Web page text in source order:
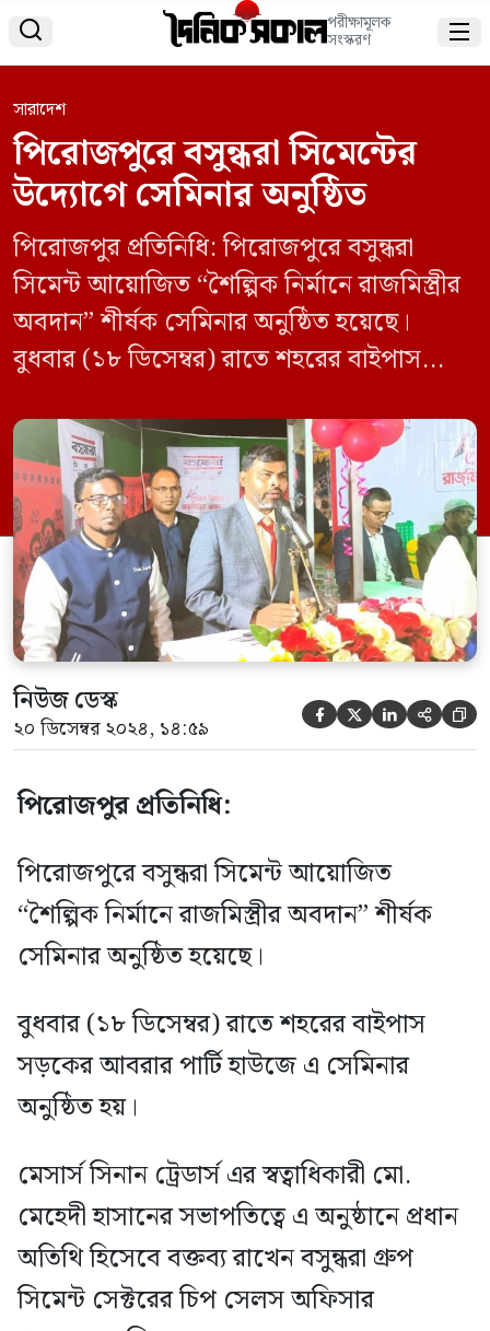
 পরীক্ষামূলক
সংস্করণ 
সারাদেশ
পিরোজপুরে বসুন্ধরা সিমেন্টের
উদ্যোগে সেমিনার অনুষ্ঠিত
পিরোজপুর প্রতিনিধি: পিরোজপুরে বসুন্ধরা
সিমেন্ট আয়োজিত “শৈল্পিক নির্মানে রাজমিস্ত্রীর
অবদান” শীর্ষক সেমিনার অনুষ্ঠিত হয়েছে।
বুধবার (১৮ ডিসেম্বর) রাতে শহরের বাইপাস
অনুষ্ঠিত হয়। মেসার্স সিনান ট্রেডার্স এর
স্বত্বাধিকারী মো. মেহেদী হাসানের সভাপতিত্বে এ
অনুষ্ঠানে প্রধান অতিথি হিসেবে বক্তব্য রাখেন
বসুন্ধরা গ্রুপ সিমেন্ট সেক্টরের চিপ সেলস
অফিসার শাহজামাল সিকদার। বিশেষ অতিথি
[…]
নিউজ ডেস্ক
২০ ডিসেম্বর ২০২৪, ১৪:৫৯     
পিরোজপুর প্রতিনিধি:
পিরোজপুরে বসুন্ধরা সিমেন্ট আয়োজিত
“শৈল্পিক নির্মানে রাজমিস্ত্রীর অবদান” শীর্ষক
সেমিনার অনুষ্ঠিত হয়েছে।
বুধবার (১৮ ডিসেম্বর) রাতে শহরের বাইপাস
সড়কের আবরার পার্টি হাউজে এ সেমিনার
অনুষ্ঠিত হয়।
মেসার্স সিনান ট্রেডার্স এর স্বত্বাধিকারী মো.
মেহেদী হাসানের সভাপতিত্বে এ অনুষ্ঠানে প্রধান
অতিথি হিসেবে বক্তব্য রাখেন বসুন্ধরা গ্রুপ
সিমেন্ট সেক্টরের চিপ সেলস অফিসার